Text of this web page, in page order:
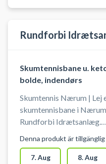
Rundforbi
Skumtennisbane u.
bolde, indendørs
Skumtennis Nærum | Lej
skumtennisbane i
Rundforbi Idrætsanlæg.
der spilles på baner, hvor
spilles badminton og
Denna produkt är
7. Aug 8. Aug